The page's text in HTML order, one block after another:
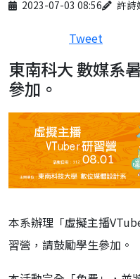
Published on
2023-07-03 08:56
Author 許詩
Tweet
東南科大 數媒系
參加。
本系辦理「虛擬主播
習營，請鼓勵學生參加。